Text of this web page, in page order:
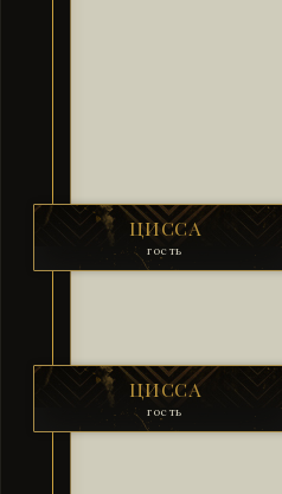
ЦИССА
гость
ЦИССА
гость